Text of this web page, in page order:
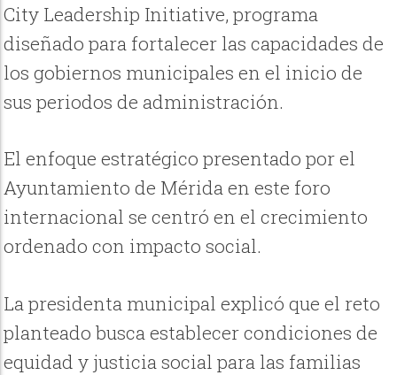
City Leadership Initiative, programa
diseñado para fortalecer las capacidades de
los gobiernos municipales en el inicio de
sus periodos de administración.
El enfoque estratégico presentado por el
Ayuntamiento de Mérida en este foro
internacional se centró en el crecimiento
ordenado con impacto social.
La presidenta municipal explicó que el reto
planteado busca establecer condiciones de
equidad y justicia social para las familias